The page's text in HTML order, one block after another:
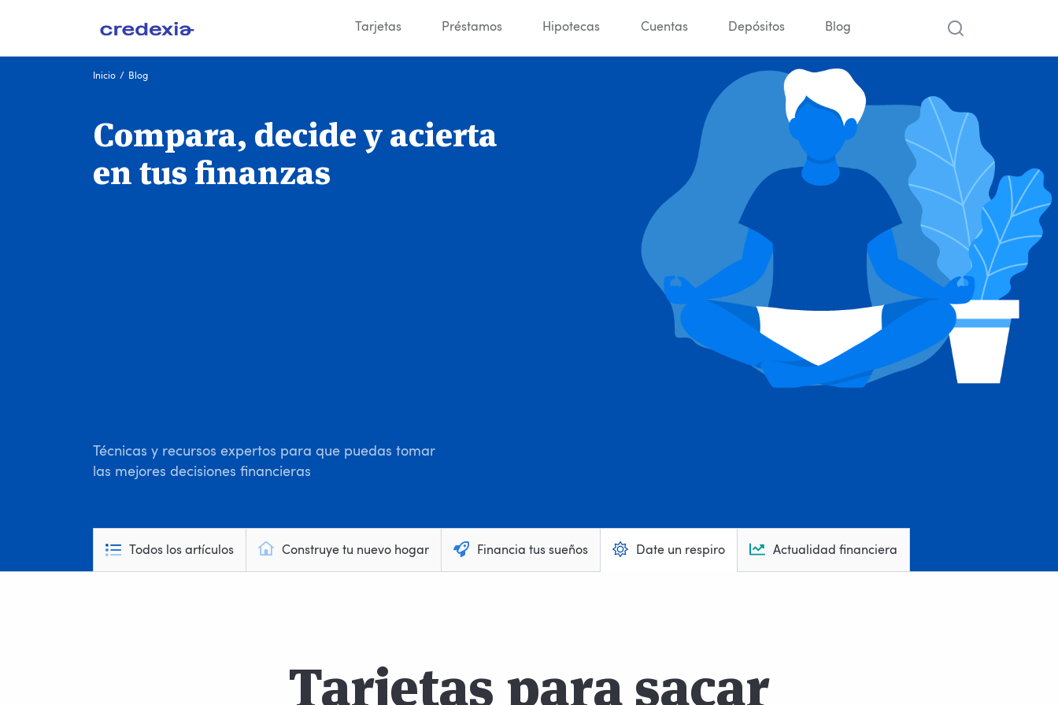
Tarjetas Préstamos Hipotecas Cuentas Depósitos Blog
Inicio / Blog
Compara, decide y acierta
en tus finanzas
Técnicas y recursos expertos para que puedas tomar
las mejores decisiones financieras
Todos los artículos Construye tu nuevo hogar Financia tus sueños Date un respiro Actualidad financiera
Tarjetas para sacar